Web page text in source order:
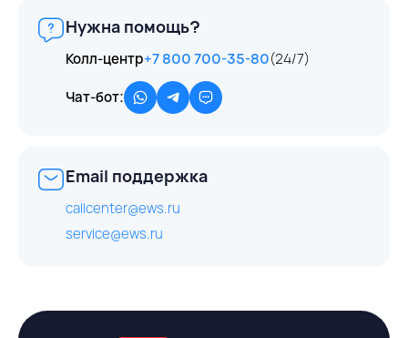
Нужна помощь?
Колл-центр+7 800 700-35-80(24/7)
Чат-бот:
Email поддержка
callcenter@ews.ru
service@ews.ru